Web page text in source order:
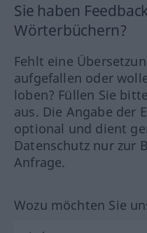
Sie haben
Wörterbüchern?
Fehlt eine
aufgefallen oder
loben? Füllen Sie
aus. Die Angabe der
optional und dient
Datenschutz nur zur
Anfrage.
Wozu möchten Sie